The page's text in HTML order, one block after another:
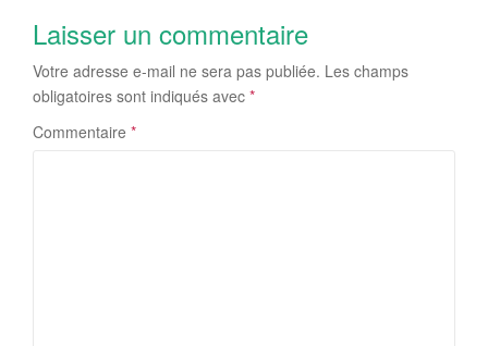
Laisser un commentaire
Votre adresse e-mail ne sera pas publiée. Les champs
obligatoires sont indiqués avec *
Commentaire *